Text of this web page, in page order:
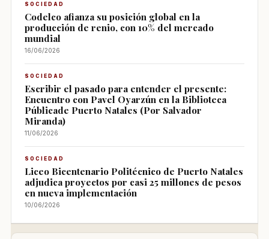
SOCIEDAD
Codelco afianza su posición global en la
producción de renio, con 10% del mercado
mundial
16/06/2026
SOCIEDAD
Escribir el pasado para entender el presente:
Encuentro con Pavel Oyarzún en la Biblioteca
Públicade Puerto Natales (Por Salvador
Miranda)
11/06/2026
SOCIEDAD
Liceo Bicentenario Politécnico de Puerto Natales
adjudica proyectos por casi 25 millones de pesos
en nueva implementación
10/06/2026